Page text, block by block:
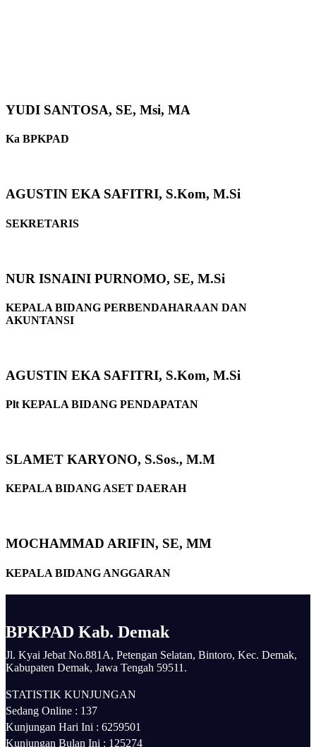
YUDI SANTOSA, SE, Msi, MA
Ka BPKPAD
AGUSTIN EKA SAFITRI, S.Kom, M.Si
SEKRETARIS
NUR ISNAINI PURNOMO, SE, M.Si
KEPALA BIDANG PERBENDAHARAAN DAN
AKUNTANSI
AGUSTIN EKA SAFITRI, S.Kom, M.Si
Plt KEPALA BIDANG PENDAPATAN
SLAMET KARYONO, S.Sos., M.M
KEPALA BIDANG ASET DAERAH
MOCHAMMAD ARIFIN, SE, MM
KEPALA BIDANG ANGGARAN
BPKPAD Kab. Demak
Jl. Kyai Jebat No.881A, Petengan Selatan, Bintoro, Kec. Demak,
Kabupaten Demak, Jawa Tengah 59511.
STATISTIK KUNJUNGAN
Sedang Online : 137
Kunjungan Hari Ini : 6259501
Kunjungan Bulan Ini : 125274